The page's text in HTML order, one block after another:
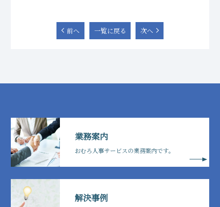
前へ 一覧に戻る 次へ
業務案内
おむろ人事サービスの業務案内です。
解決事例